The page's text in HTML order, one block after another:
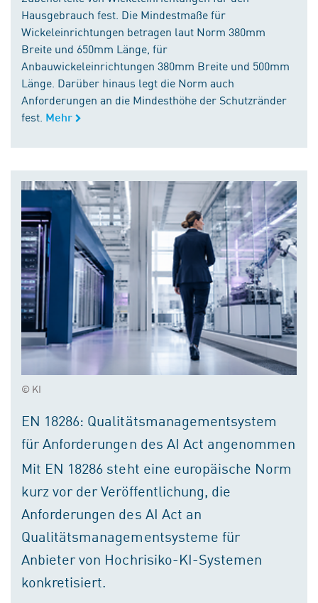
Hausgebrauch fest. Die Mindestmaße für
Wickeleinrichtungen betragen laut Norm 380mm
Breite und 650mm Länge, für
Anbauwickeleinrichtungen 380mm Breite und 500mm
Länge. Darüber hinaus legt die Norm auch
Anforderungen an die Mindesthöhe der Schutzränder
fest. Mehr
© KI
EN 18286: Qualitätsmanagementsystem
für Anforderungen des AI Act angenommen
Mit EN 18286 steht eine europäische Norm
kurz vor der Veröffentlichung, die
Anforderungen des AI Act an
Qualitätsmanagementsysteme für
Anbieter von Hochrisiko-KI-Systemen
konkretisiert.